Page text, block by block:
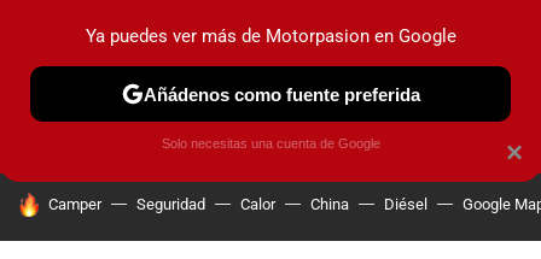
PRUEBAS COCHES ELÉCTRICOS OBSERVATORIO
HOY SE HABLA DE
Camper Seguridad Calor China Diésel Google
×
Ya puedes ver más de Motorpasion en Google
Añádenos como fuente preferida
Solo necesitas una cuenta de Google